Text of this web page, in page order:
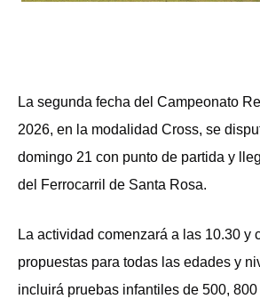
La segunda fecha del Campeonato
2026, en la modalidad Cross, se
domingo 21 con punto de partida y
del Ferrocarril de Santa Rosa.
La actividad comenzará a las 10.30 y
propuestas para todas las edades y
incluirá pruebas infantiles de 500, 800